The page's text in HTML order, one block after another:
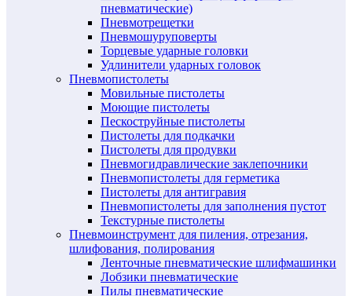
пневматические)
Пневмотрещетки
Пневмошуруповерты
Торцевые ударные головки
Удлинители ударных головок
Пневмопистолеты
Мовильные пистолеты
Моющие пистолеты
Пескоструйные пистолеты
Пистолеты для подкачки
Пистолеты для продувки
Пневмогидравлические заклепочники
Пневмопистолеты для герметика
Пистолеты для антигравия
Пневмопистолеты для заполнения пустот
Текстурные пистолеты
Пневмоинструмент для пиления, отрезания,
шлифования, полирования
Ленточные пневматические шлифмашинки
Лобзики пневматические
Пилы пневматические